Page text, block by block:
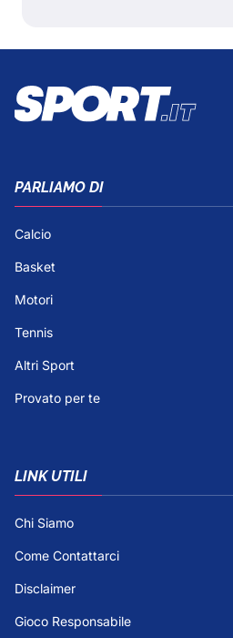
PARLIAMO DI
Calcio
Basket
Motori
Tennis
Altri Sport
Provato per te
LINK UTILI
Chi Siamo
Come Contattarci
Disclaimer
Gioco Responsabile